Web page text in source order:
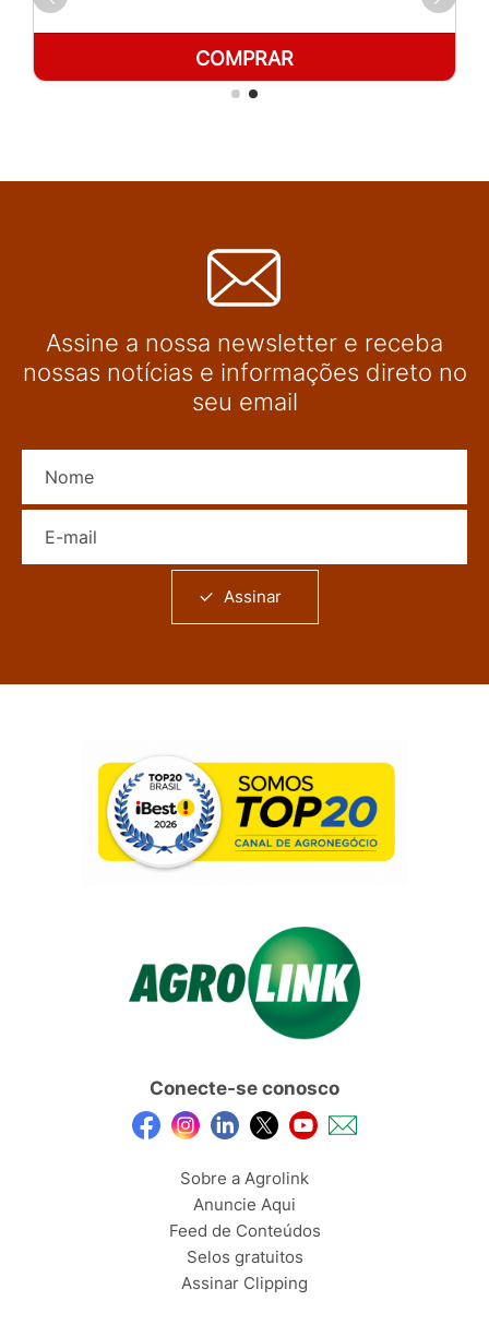
COMPRAR
Assine a nossa newsletter e receba
nossas notícias e informações direto no
seu email
Assinar
Conecte-se conosco
Sobre a Agrolink
Anuncie Aqui
Feed de Conteúdos
Selos gratuitos
Assinar Clipping